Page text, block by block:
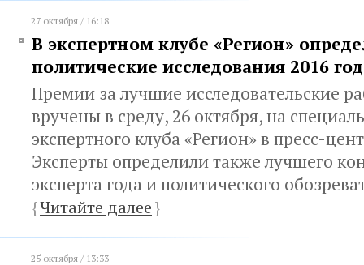
27 октября / 16:18
В экспертном клубе «Регион»
политические исследования 2016
Премии за лучшие исследовательские
вручены в среду, 26 октября, на
экспертного клуба «Регион» в пресс-
Эксперты определили также лучшего
эксперта года и политического
{Читайте далее}
25 октября / 13:33